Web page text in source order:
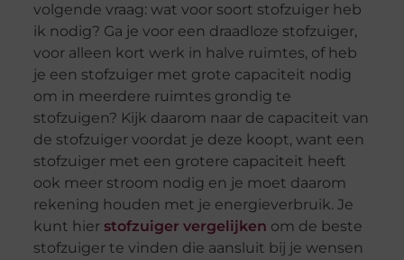
volgende vraag: wat voor soort stofzuiger heb
ik nodig? Ga je voor een draadloze stofzuiger,
voor alleen kort werk in halve ruimtes, of heb
je een stofzuiger met grote capaciteit nodig
om in meerdere ruimtes grondig te
stofzuigen? Kijk daarom naar de capaciteit van
de stofzuiger voordat je deze koopt, want een
stofzuiger met een grotere capaciteit heeft
ook meer stroom nodig en je moet daarom
rekening houden met je energieverbruik. Je
kunt hier stofzuiger vergelijken om de beste
stofzuiger te vinden die aansluit bij je wensen